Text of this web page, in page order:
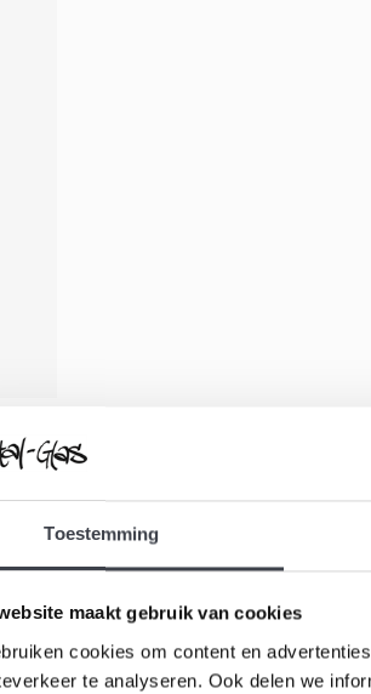
Toestemming
maakt gebruik van cookies
cookies om content en
te analyseren. Ook delen we
u